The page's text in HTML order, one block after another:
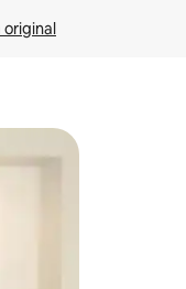
original